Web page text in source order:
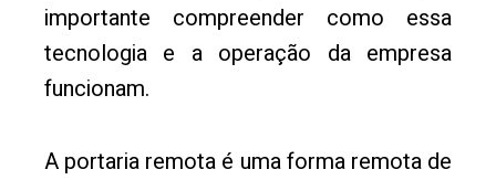
importante compreender como essa
tecnologia e a operação da empresa
funcionam.
A portaria remota é uma forma remota de